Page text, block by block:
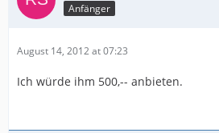
Anfänger
August 14, 2012 at 07:23
Ich würde ihm 500,-- anbieten.